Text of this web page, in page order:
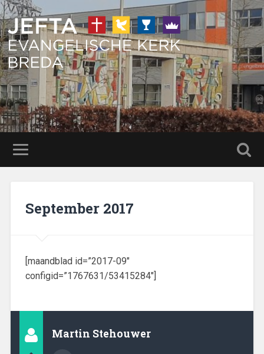
September 2017
[maandblad id=”2017-09″
configid=”1767631/53415284″]
Martin Stehouwer